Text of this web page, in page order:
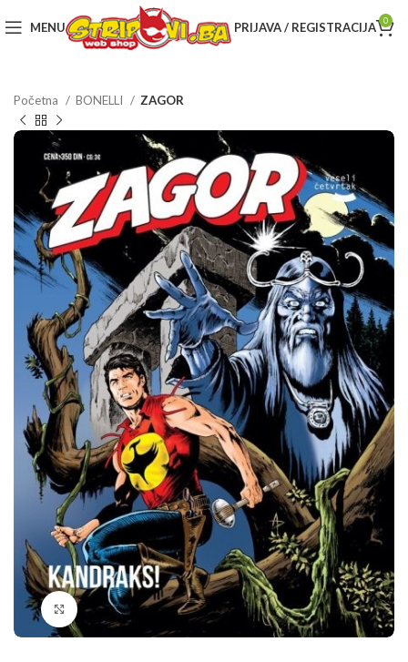
MENU PRIJAVA / REGISTRACIJA 0
Početna BONELLI ZAGOR
Klikni da povečaš